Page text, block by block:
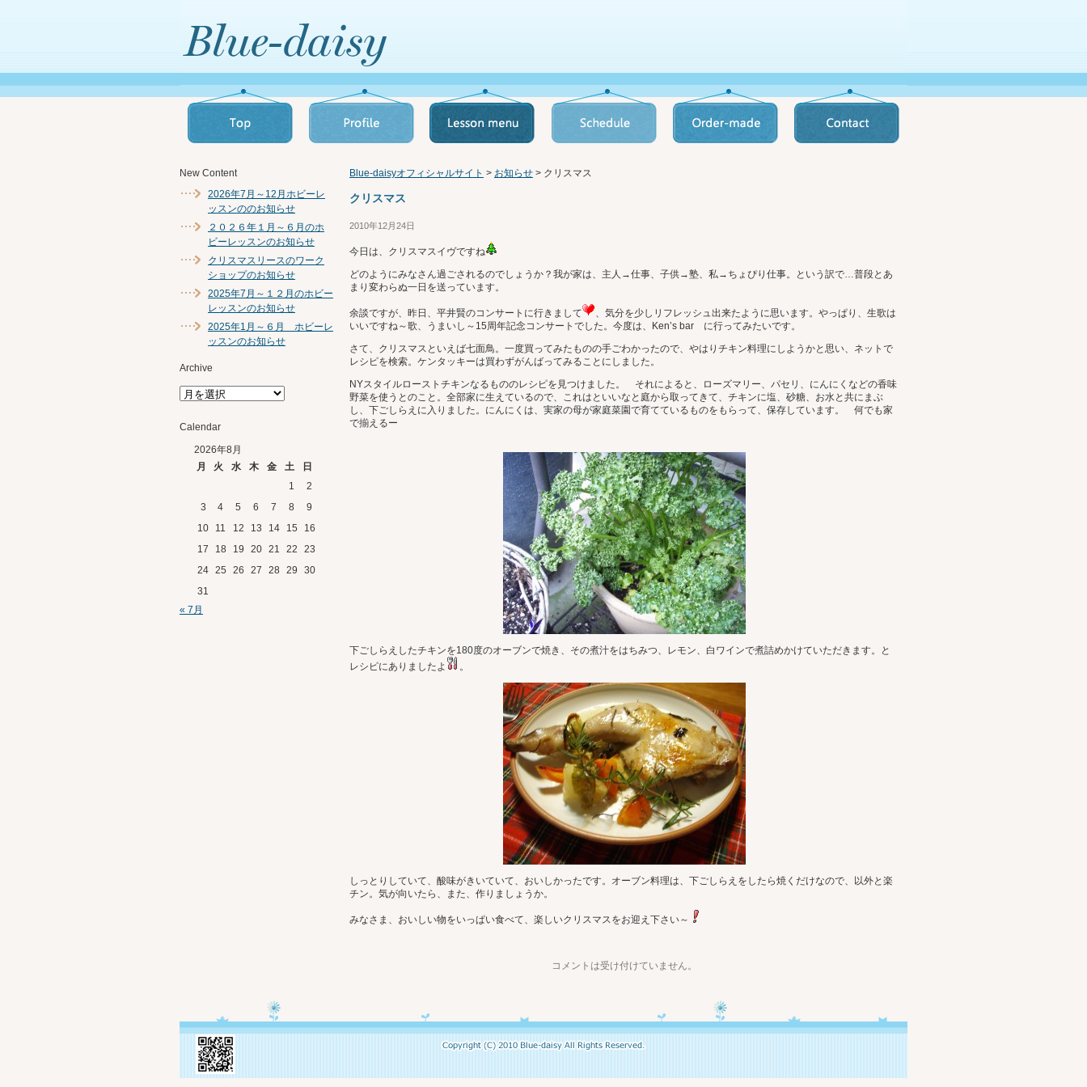
Blue-daisyオフィシャルサイト > お知らせ > クリスマス
クリスマス
2010年12月24日
今日は、クリスマスイヴですね
どのようにみなさん過ごされるのでしょうか？我が家は、主人→仕事、子供→塾、私→ちょぴり仕事。という訳で…普段とあ
まり変わらぬ一日を送っています。
余談ですが、昨日、平井賢のコンサートに行きまして
、気分を少しリフレッシュ出来たように思います。やっぱり、生歌は
いいですね～歌、うまいし～15周年記念コンサートでした。今度は、Ken’s bar に行ってみたいです。
さて、クリスマスといえば七面鳥。一度買ってみたものの手ごわかったので、やはりチキン料理にしようかと思い、ネットで
レシピを検索。ケンタッキーは買わずがんばってみることにしました。
NYスタイルローストチキンなるもののレシピを見つけました。 それによると、ローズマリー、パセリ、にんにくなどの香味
野菜を使うとのこと。全部家に生えているので、これはといいなと庭から取ってきて、チキンに塩、砂糖、お水と共にまぶ
し、下ごしらえに入りました。にんにくは、実家の母が家庭菜園で育てているものをもらって、保存しています。 何でも家
で揃えるー
下ごしらえしたチキンを180度のオーブンで焼き、その煮汁をはちみつ、レモン、白ワインで煮詰めかけていただきます。と
レシピにありましたよ
。
しっとりしていて、酸味がきいていて、おいしかったです。オーブン料理は、下ごしらえをしたら焼くだけなので、以外と楽
チン。気が向いたら、また、作りましょうか。
みなさま、おいしい物をいっぱい食べて、楽しいクリスマスをお迎え下さい～
コメントは受け付けていません。
New Content
2026年7月～12月ホビーレ
ッスンののお知らせ
２０２６年１月～６月のホ
ビーレッスンのお知らせ
クリスマスリースのワーク
ショップのお知らせ
2025年7月～１２月のホビー
レッスンのお知らせ
2025年1月～６月 ホビーレ
ッスンのお知らせ
Archive
Calendar
2026年8月
月
火 水 木 金 土
日
1
2
3
4 5 6 7 8
9
10
11 12 13 14 15
16
17
18 19 20 21 22
23
24 25 26 27 28 29
30
31
« 7月